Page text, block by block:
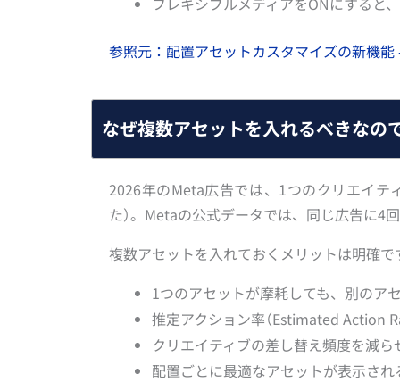
参照元：配置アセットカスタマイズの新機
なぜ複数アセットを入れるべきなの
2026年のMeta広告では、1つのクリエイテ
た）。Metaの公式データでは、同じ広告に4
複数アセットを入れておくメリットは明確で
1つのアセットが摩耗しても、別のア
推定アクション率（Estimated Action
クリエイティブの差し替え頻度を減ら
配置ごとに最適なアセットが表示され